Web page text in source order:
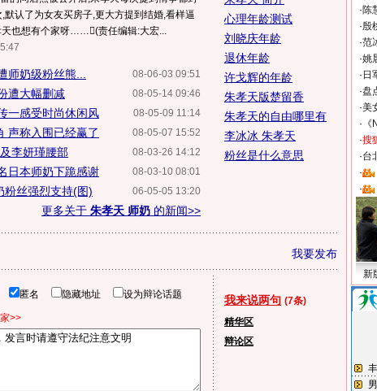
,默认了为女友买房子,更大方提到结婚,看样逼
天也想有个家呀……(责任编辑:大宏...
08-06-03 09:51
师奶级粉丝熊...
08-05-14 09:46
遭大幅删减
08-05-09 11:14
一感受时尚休闲风
08-05-07 15:52
声称入围已经赢了
08-03-26 14:12
李妍瑾腰部
08-03-10 08:01
日本师奶下跪感谢
06-05-05 13:20
粉丝强烈支持(图)
更多关于 朱孝天 师奶 的新闻>>
心理年龄测试
刘晓庆年龄
退休年龄
许戈辉的年龄
朱孝天版楚留香
朱孝天的自由哪里有
李冰冰 朱孝天
粉丝是什么意思
我要发布
匿名 隐藏地址 设为辩论话题
>>
我来说两句 (7条)
精华区
辩论区
·陈
·殷
·范
·姚
· 日
·盘
·美
·
·搜
·台
·
·
新